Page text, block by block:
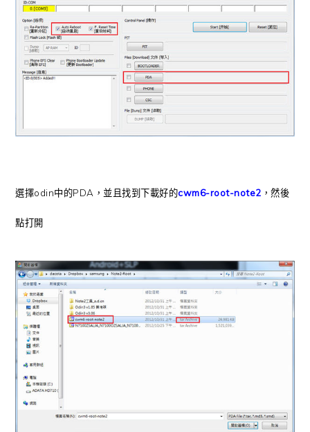
選擇odin中的PDA，並且找到下載好的cwm6-root-note2 ，然後
點打開